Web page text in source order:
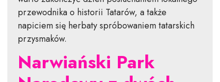
przewodnika o historii Tatarów, a także
napiciem się herbaty spróbowaniem tatarskich
przysmaków.
Narwiański Park